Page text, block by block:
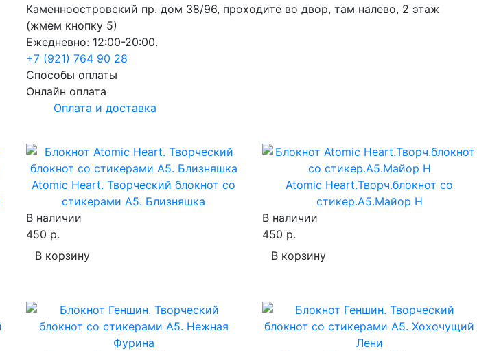
Каменноостровский пр. дом 38/96, проходите во двор, там налево, 2 этаж
(жмем кнопку 5)
Ежедневно: 12:00-20:00.
+7 (921) 764 90 28
Способы оплаты
Онлайн оплата
Оплата и доставка
Atomic Heart. Творческий блокнот cо
стикерами A5. Близняшка
В наличии
450 р.
В корзину
Atomic Heart.Творч.блокнот cо
стикер.A5.Майор Н
В наличии
450 р.
В корзину